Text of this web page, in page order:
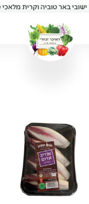
ישובי באר טוביה וקרית מלאכי ₪25-30